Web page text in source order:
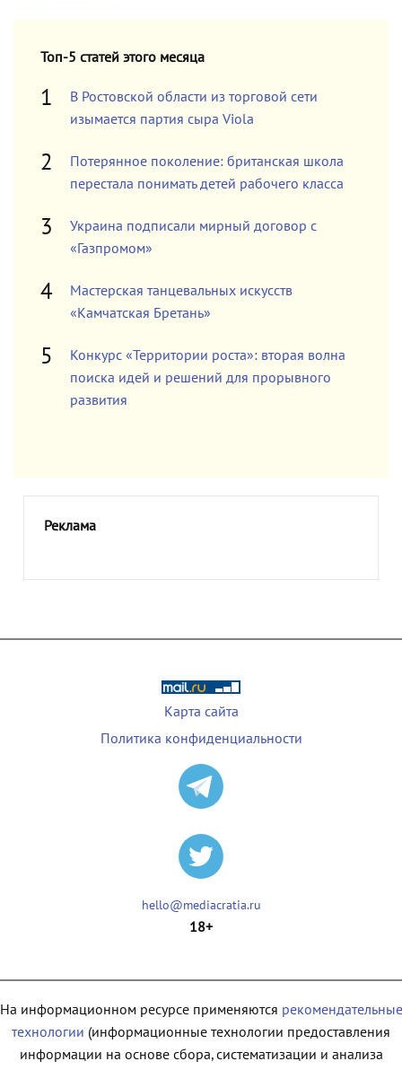
Топ-5 статей этого месяца
В Ростовской области из торговой сети
изымается партия сыра Viola
Потерянное поколение: британская школа
перестала понимать детей рабочего класса
Украина подписали мирный договор с
«Газпромом»
Мастерская танцевальных искусств
«Камчатская Бретань»
Конкурс «Территории роста»: вторая волна
поиска идей и решений для прорывного
развития
Реклама
Карта сайта
Политика конфиденциальности
hello@mediacratia.ru
18+
На информационном ресурсе применяются рекомендательные
технологии (информационные технологии предоставления
информации на основе сбора, систематизации и анализа